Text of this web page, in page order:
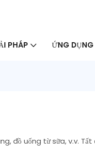
PHÁP ỨNG DỤNG
đồ uống từ sữa, v.v.